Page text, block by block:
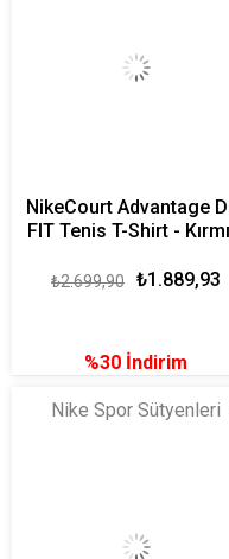
NikeCourt Advantage
FIT Tenis T-Shirt -
₺1.889,93
₺2.699,90
%30 İndirim
Nike Spor Sütyenleri